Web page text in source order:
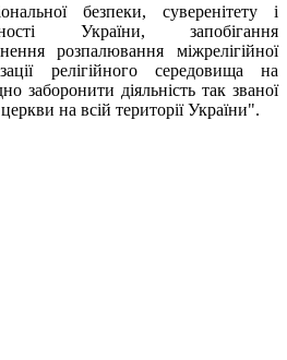
безпеки, суверенітету і
України, запобігання
розпалювання міжрелігійної
релігійного середовища на
заборонити діяльність так званої
на всій території України".